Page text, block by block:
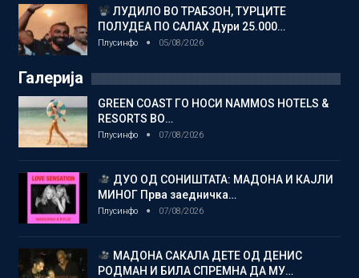
ЛУДИЛО ВО ТРАБЗОН, ТУРЦИТЕ
ПОЛУДЕА ПО САЛАХ Дури 25.000…
Плусинфо 05/08/2026
Галерија
GREEN COAST ГО НОСИ NAMMOS HOTELS &
RESORTS ВО…
Плусинфо 07/08/2026
ДУО ОД СОНИШТАТА: МАДОНА И КАЈЛИ
МИНОГ Прва заедничка…
Плусинфо 07/08/2026
МАДОНА САКАЛА ДЕТЕ ОД ДЕНИС
РОДМАН И БИЛА СПРЕМНА ДА МУ…